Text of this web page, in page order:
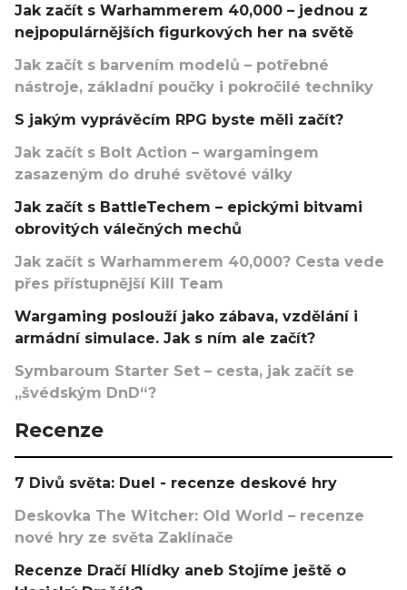
Jak začít s Warhammerem 40,000 – jednou z
nejpopulárnějších figurkových her na světě
Jak začít s barvením modelů – potřebné
nástroje, základní poučky i pokročilé techniky
S jakým vyprávěcím RPG byste měli začít?
Jak začít s Bolt Action – wargamingem
zasazeným do druhé světové války
Jak začít s BattleTechem – epickými bitvami
obrovitých válečných mechů
Jak začít s Warhammerem 40,000? Cesta vede
přes přístupnější Kill Team
Wargaming poslouží jako zábava, vzdělání i
armádní simulace. Jak s ním ale začít?
Symbaroum Starter Set – cesta, jak začít se
„švédským DnD“?
Recenze
7 Divů světa: Duel - recenze deskové hry
Deskovka The Witcher: Old World – recenze
nové hry ze světa Zaklínače
Recenze Dračí Hlídky aneb Stojíme ještě o